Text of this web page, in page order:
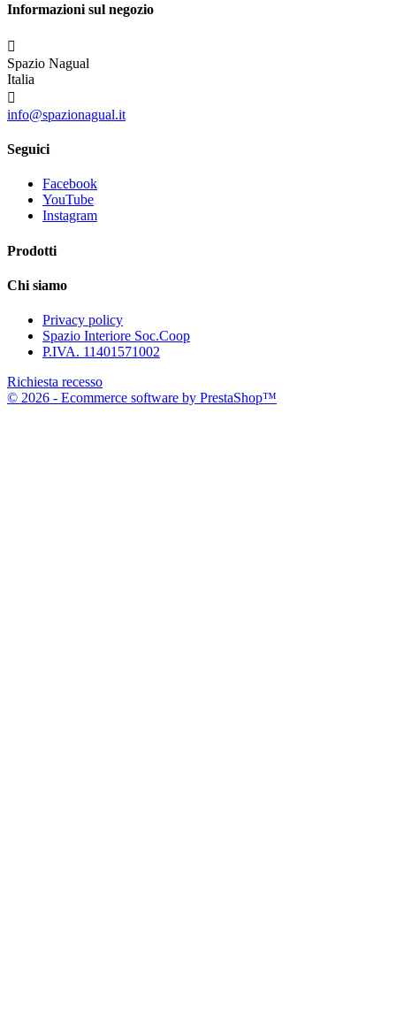
Informazioni sul negozio

Spazio Nagual
Italia

info@spazionagual.it
Seguici
Facebook
YouTube
Instagram
Prodotti
Chi siamo
Privacy policy
Spazio Interiore Soc.Coop
P.IVA. 11401571002
Richiesta recesso
© 2026 - Ecommerce software by PrestaShop™